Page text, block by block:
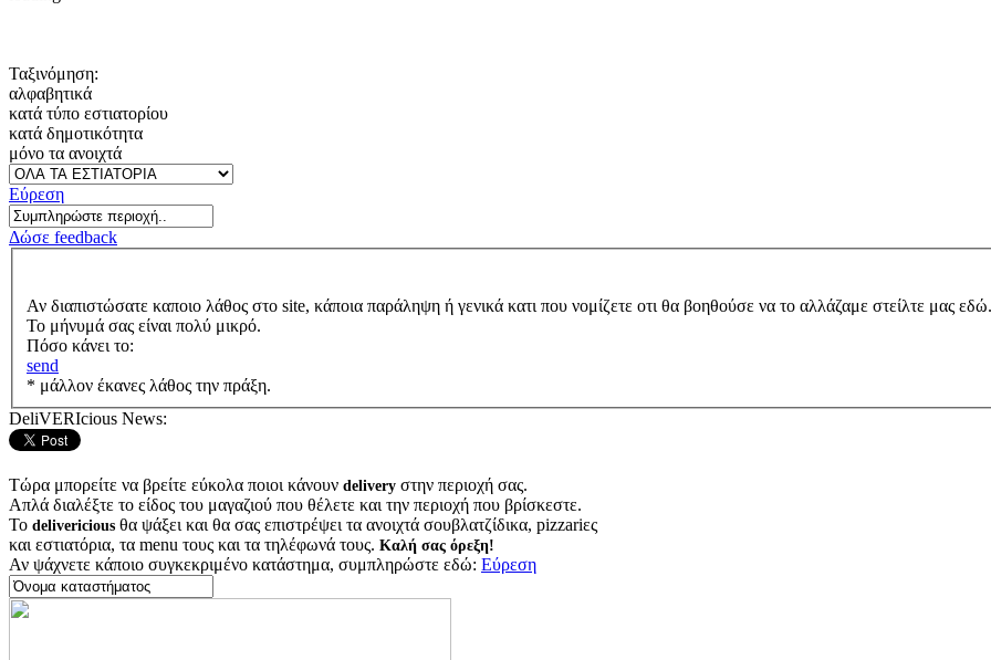
Ταξινόμηση:
αλφαβητικά
κατά τύπο εστιατορίου
κατά δημοτικότητα
μόνο τα ανοιχτά
Εύρεση
Δώσε feedback
Αν διαπιστώσατε καποιο λάθος στο site, κάποια παράληψη ή γενικά κατι που νομίζετε οτι θα βοηθούσε να το αλλάζαμε στείλτε μας
Το μήνυμά σας είναι πολύ μικρό.
Πόσο κάνει το:
send
* μάλλον έκανες λάθος την πράξη.
DeliVERIcious News:
Τώρα μπορείτε να βρείτε εύκολα ποιοι κάνουν delivery στην περιοχή σας.
Απλά διαλέξτε το είδος του μαγαζιού που θέλετε και την περιοχή που βρίσκεστε.
Το delivericious θα ψάξει και θα σας επιστρέψει τα ανοιχτά σουβλατζίδικα, pizzariες
και εστιατόρια, τα menu τους και τα τηλέφωνά τους. Καλή σας όρεξη!
Αν ψάχνετε κάποιο συγκεκριμένο κατάστημα, συμπληρώστε εδώ: Εύρεση